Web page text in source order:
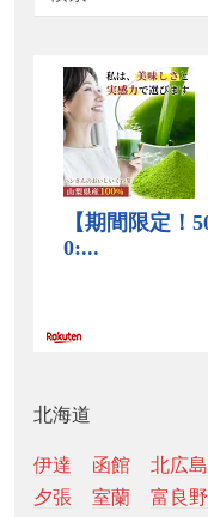
北海道
伊達 函館 北広島
夕張
室蘭 富良野